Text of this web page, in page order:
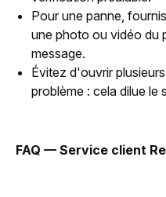
Pour une panne,
une photo ou vidéo du
message.
Évitez d'ouvrir
problème : cela dilue le
FAQ — Service client